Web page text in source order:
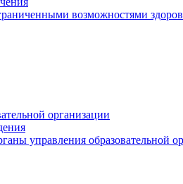
возможностями
организации
управления образовательной